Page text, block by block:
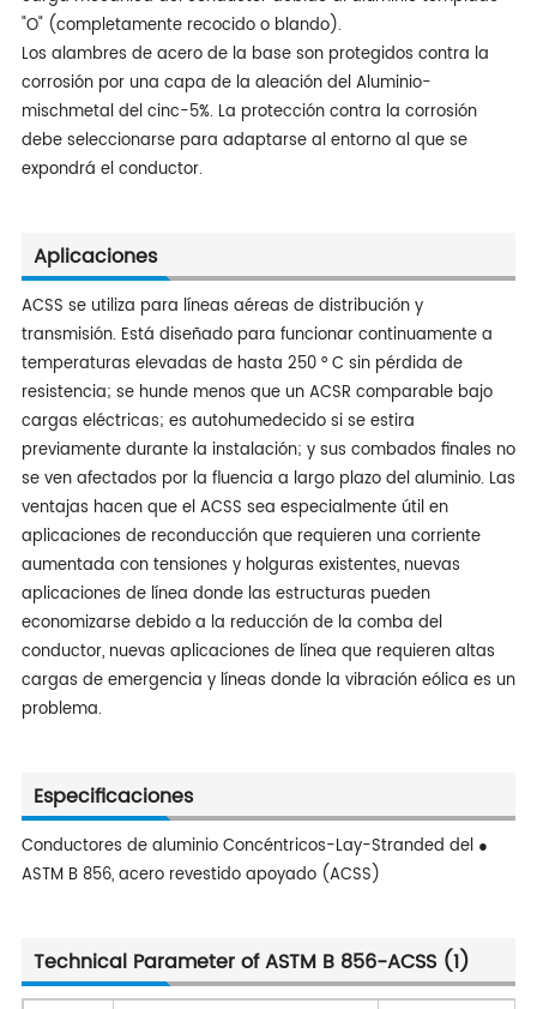
"O" (completamente recocido o blando).
Los alambres de acero de la base son protegidos contra la
corrosión por una capa de la aleación del Aluminio-
mischmetal del cinc-5%. La protección contra la corrosión
debe seleccionarse para adaptarse al entorno al que se
expondrá el conductor.
Aplicaciones
ACSS se utiliza para líneas aéreas de distribución y
transmisión. Está diseñado para funcionar continuamente a
temperaturas elevadas de hasta 250 ° C sin pérdida de
resistencia; se hunde menos que un ACSR comparable bajo
cargas eléctricas; es autohumedecido si se estira
previamente durante la instalación; y sus combados finales no
se ven afectados por la fluencia a largo plazo del aluminio. Las
ventajas hacen que el ACSS sea especialmente útil en
aplicaciones de reconducción que requieren una corriente
aumentada con tensiones y holguras existentes, nuevas
aplicaciones de línea donde las estructuras pueden
economizarse debido a la reducción de la comba del
conductor, nuevas aplicaciones de línea que requieren altas
cargas de emergencia y líneas donde la vibración eólica es un
problema.
Especificaciones
Conductores de aluminio Concéntricos-Lay-Stranded del ●
ASTM B 856, acero revestido apoyado (ACSS)
Technical Parameter of ASTM B 856-ACSS (1)